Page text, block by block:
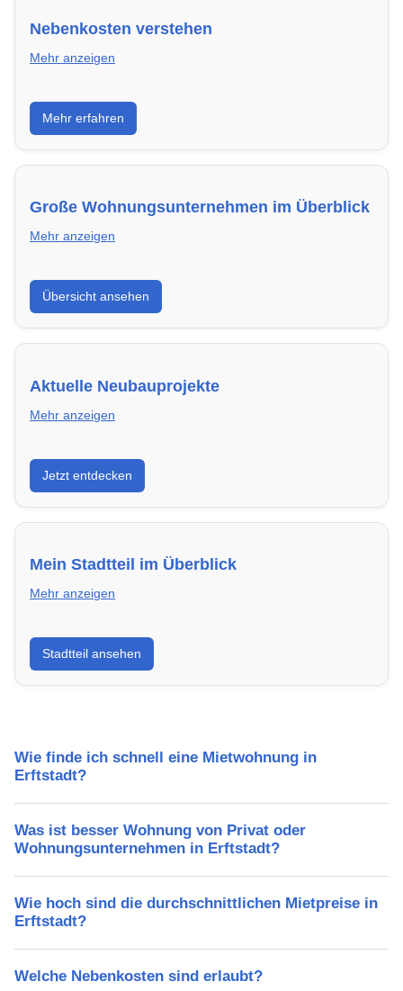
Nebenkosten verstehen
Mehr anzeigen
Erfahre, welche Nebenkosten rechtmäßig sind und
wie du deine monatliche Belastung optimieren
kannst.
Mehr erfahren
Große Wohnungsunternehmen im Überblick
Mehr anzeigen
Hier findest du die wichtigsten Anbieter in Erftstadt –
von Genossenschaften bis zu privaten Vermietern.
Übersicht ansehen
Aktuelle Neubauprojekte
Mehr anzeigen
Entdecke Neubauprojekte in Erftstadt – modern,
energieeffizient und sofort bezugsfertig.
Jetzt entdecken
Mein Stadtteil im Überblick
Mehr anzeigen
Erfahre mehr über deinen Stadtteil in Erftstadt:
Lebensqualität, Verkehrsanbindung, Schulen,
Freizeitmöglichkeiten und Mietpreise.
Stadtteil ansehen
Wie finde ich schnell eine Mietwohnung in
Erftstadt?
Was ist besser Wohnung von Privat oder
Wohnungsunternehmen in Erftstadt?
Wie hoch sind die durchschnittlichen Mietpreise in
Erftstadt?
Welche Nebenkosten sind erlaubt?